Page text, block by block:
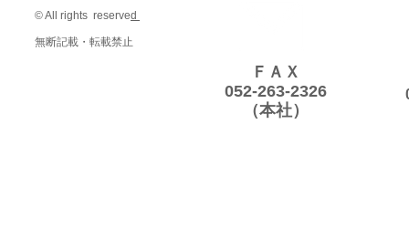
© All rights reserved
無断記載・転載禁止
ＦＡＸ
052-263-2326
（本社）